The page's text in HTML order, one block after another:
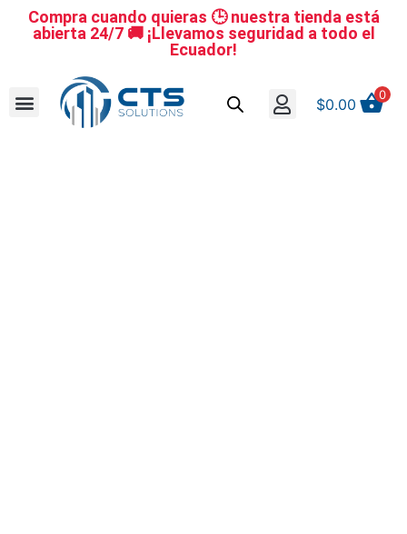
Compra cuando quieras 🕒 nuestra tienda está
abierta 24/7 🚚 ¡Llevamos seguridad a todo el
Ecuador!
$0.00
0